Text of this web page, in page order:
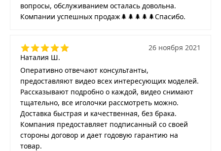
вопросы, обслуживанием осталась довольна.
Компании успешных продаж🌲🌲🌲🌲🌲Спасибо.
Наталия Ш.
26 ноября 2021
Оперативно отвечают консультанты,
предоставляют видео всех интересующих моделей.
Рассказывают подробно о каждой, видео снимают
тщательно, все иголочки рассмотреть можно.
Доставка быстрая и качественная, без брака.
Компания предоставляет подписанный со своей
стороны договор и дает годовую гарантию на
товар.